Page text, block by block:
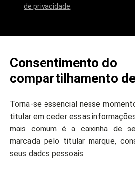
de privacidade
Consentimento do
compartilhamento
Torna-se essencial nesse
titular em ceder essas
mais comum é a caixinha de
marcada pelo titular marque,
seus dados pessoais.